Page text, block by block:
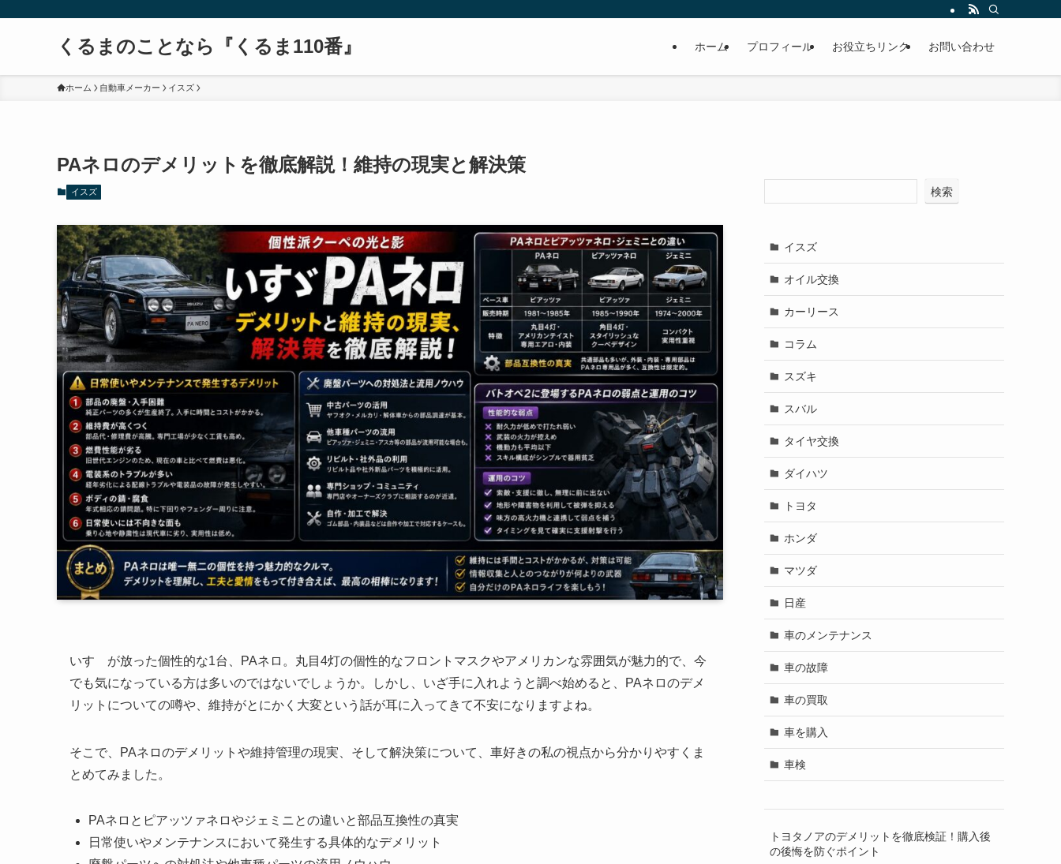
くるまのことなら『くるま110番』 ホーム プロフィール お役立ちリンク お問い合わせ
ホーム 自動車メーカー イスズ
PAネロのデメリットを徹底解説！維持の現実と解決策
イスズ
いすゞが放った個性的な1台、PAネロ。丸目4灯の個性的なフロントマスクやアメリカンな雰囲気が魅力的で、今
でも気になっている方は多いのではないでしょうか。しかし、いざ手に入れようと調べ始めると、PAネロのデメ
リットについての噂や、維持がとにかく大変という話が耳に入ってきて不安になりますよね。
そこで、PAネロのデメリットや維持管理の現実、そして解決策について、車好きの私の視点から分かりやすくま
とめてみました。
PAネロとピアッツァネロやジェミニとの違いと部品互換性の真実
日常使いやメンテナンスにおいて発生する具体的なデメリット
検索
イスズ
オイル交換
カーリース
コラム
スズキ
スバル
タイヤ交換
ダイハツ
トヨタ
ホンダ
マツダ
日産
車のメンテナンス
車の故障
車の買取
車を購入
車検
トヨタノアのデメリットを徹底検証！購入後
の後悔を防ぐポイント